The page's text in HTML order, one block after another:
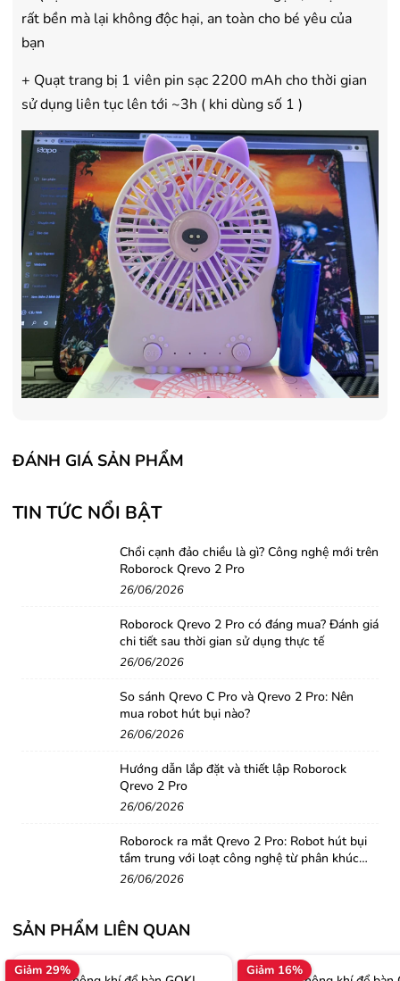
rất bền mà lại không độc hại, an toàn cho bé yêu của
bạn
+ Quạt trang bị 1 viên pin sạc 2200 mAh cho thời gian
sử dụng liên tục lên tới ~3h ( khi dùng số 1 )
ĐÁNH GIÁ SẢN PHẨM
TIN TỨC NỔI BẬT
Chổi cạnh đảo chiều là gì? Công nghệ mới trên
Roborock Qrevo 2 Pro
26/06/2026
Roborock Qrevo 2 Pro có đáng mua? Đánh giá
chi tiết sau thời gian sử dụng thực tế
26/06/2026
So sánh Qrevo C Pro và Qrevo 2 Pro: Nên
mua robot hút bụi nào?
26/06/2026
Hướng dẫn lắp đặt và thiết lập Roborock
Qrevo 2 Pro
26/06/2026
Roborock ra mắt Qrevo 2 Pro: Robot hút bụi
tầm trung với loạt công nghệ từ phân khúc
cao cấp
26/06/2026
SẢN PHẨM LIÊN QUAN
Giảm 29% Giảm 16%